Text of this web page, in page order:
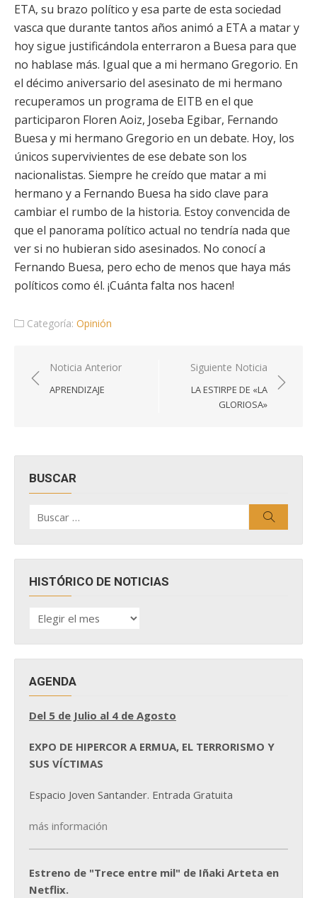
ETA, su brazo político y esa parte de esta sociedad
vasca que durante tantos años animó a ETA a matar y
hoy sigue justificándola enterraron a Buesa para que
no hablase más. Igual que a mi hermano Gregorio. En
el décimo aniversario del asesinato de mi hermano
recuperamos un programa de EITB en el que
participaron Floren Aoiz, Joseba Egibar, Fernando
Buesa y mi hermano Gregorio en un debate. Hoy, los
únicos supervivientes de ese debate son los
nacionalistas. Siempre he creído que matar a mi
hermano y a Fernando Buesa ha sido clave para
cambiar el rumbo de la historia. Estoy convencida de
que el panorama político actual no tendría nada que
ver si no hubieran sido asesinados. No conocí a
Fernando Buesa, pero echo de menos que haya más
políticos como él. ¡Cuánta falta nos hacen!
Categoría: Opinión
Navegación
de
Noticia Anterior
APRENDIZAJE
Siguiente Noticia
LA ESTIRPE DE «LA
GLORIOSA»
BUSCAR
por:
HISTÓRICO DE NOTICIAS
HISTÓRICO
DE
AGENDA
Del 5 de Julio al 4 de Agosto
EXPO DE HIPERCOR A ERMUA, EL TERRORISMO Y
SUS VÍCTIMAS
Espacio Joven Santander. Entrada Gratuita
más información
Estreno de "Trece entre mil" de Iñaki Arteta en
Netflix.